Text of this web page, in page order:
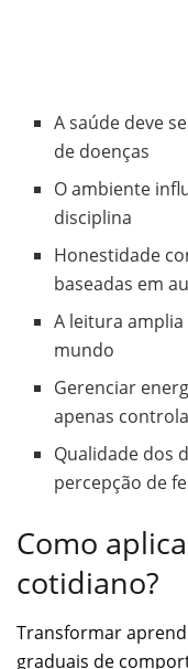
A saúde deve
de doenças
O ambiente
disciplina
Honestidade
baseadas em
A leitura
mundo
Gerenciar
apenas
Qualidade dos
percepção de
Como
cotidiano?
Transformar
graduais de